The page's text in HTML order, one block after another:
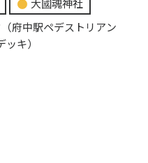
大國魂神社
府中駅ペデストリアン
ッキ）